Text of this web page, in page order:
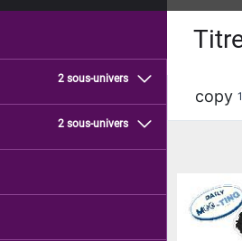
2 sous-univers
2 sous-univers
copy